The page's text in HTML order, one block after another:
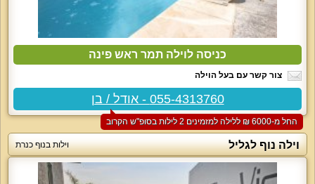
כניסה לוילה תמר ראש פינה
צור קשר עם בעל הוילה
055-4313760 - אודל / בן
החל מ-‏6000 ₪ ללילה למזמינים 2 לילות בסופ"ש הקרוב
וילה נוף לגליל וילות בנוף כנרת